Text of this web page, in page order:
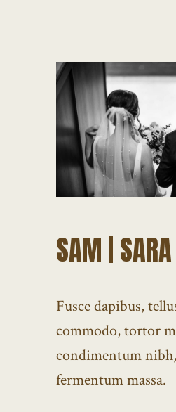
SAM | SARA
Fusce dapibus,
commodo, tortor
condimentum
fermentum massa.